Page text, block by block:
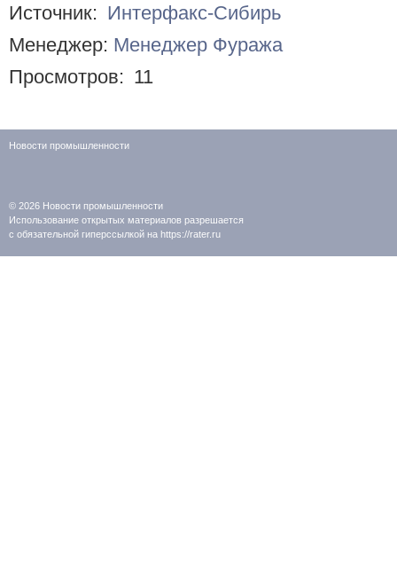
Источник: Интерфакс-Сибирь
Менеджер: Менеджер Фуража
Просмотров: 11
Новости промышленности
© 2026 Новости промышленности
Использование открытых материалов разрешается
с обязательной гиперссылкой на https://rater.ru